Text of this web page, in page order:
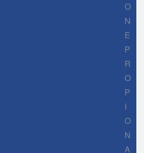
O
N
E
P
R
O
P
I
O
N
A